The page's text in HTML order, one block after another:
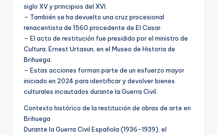
siglo XV y principios del XVI.
– También se ha devuelto una cruz procesional
renacentista de 1560 procedente de El Casar.
– El acto de restitución fue presidido por el ministro de
Cultura, Ernest Urtasun, en el Museo de Historia de
Brihuega.
– Estas acciones forman parte de un esfuerzo mayor
iniciado en 2024 para identificar y devolver bienes
culturales incautados durante la Guerra Civil.
Contexto histórico de la restitución de obras de arte en
Brihuega
Durante la Guerra Civil Española (1936-1939), el